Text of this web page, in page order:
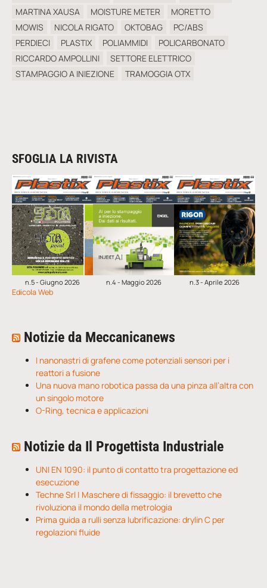
MARTINA XAUSA
MOISTURE METER
MORETTO
MOWIS
NICOLA RIGATO OKTOBAG
PC/ABS
PERDIECI
PLASTIX POLIAMMIDI
POLICARBONATO
RICCARDO AMPOLLINI
SETTORE ELETTRICO
STAMPAGGIO A INIEZIONE
TRAMOGGIA OTX
SFOGLIA LA RIVISTA
n.5 - Giugno 2026 n.4 - Maggio 2026 n.3 - Aprile 2026
Edicola Web
Notizie da Meccanicanews
I nanonastri di grafene come potenziali sensori per i
reattori a fusione
Una nuova mano robotica passa da una pinza all’altra con
un singolo motore
O-Ring, tecnica e applicazioni
Notizie da Il Progettista Industriale
UNI EN 1090: il punto di contatto tra progettazione ed
esecuzione
Techne Srl | Maschere di fissaggio: il brevetto che
rivoluziona il mondo della metrologia
Prima guida a rulli senza lubrificazione: drylin C per
regolazioni fluide